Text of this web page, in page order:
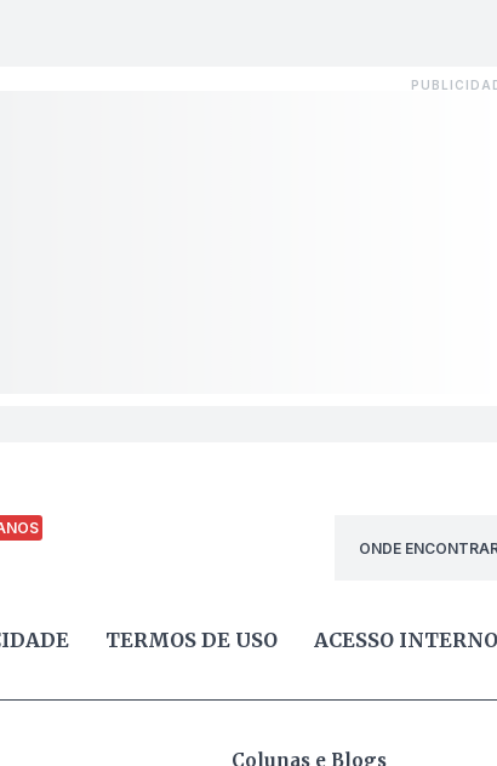
ONDE
TERMOS DE USO ACESSO INTERNO
Colunas e Blogs